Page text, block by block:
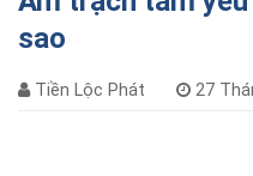
sao
Tiền Lộc Phát 27